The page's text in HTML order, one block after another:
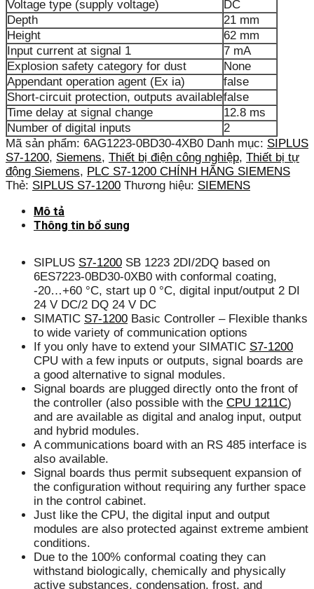
Voltage type (supply voltage)
DC
Depth
21 mm
Height
62 mm
Input current at signal 1
7 mA
Explosion safety category for dust
None
Appendant operation agent (Ex ia)
false
Short-circuit protection, outputs availablefalse
Time delay at signal change
12.8 ms
Number of digital inputs
2
Mã sản phẩm: 6AG1223-0BD30-4XB0 Danh mục: SIPLUS
S7-1200, Siemens, Thiết bị điện công nghiệp, Thiết bị tự
động Siemens, PLC S7-1200 CHÍNH HÃNG SIEMENS
Thẻ: SIPLUS S7-1200 Thương hiệu: SIEMENS
Mô tả
Thông tin bổ sung
SIPLUS S7-1200 SB 1223 2DI/2DQ based on
6ES7223-0BD30-0XB0 with conformal coating,
-20…+60 °C, start up 0 °C, digital input/output 2 DI
24 V DC/2 DQ 24 V DC
SIMATIC S7-1200 Basic Controller – Flexible thanks
to wide variety of communication options
If you only have to extend your SIMATIC S7-1200
CPU with a few inputs or outputs, signal boards are
a good alternative to signal modules.
Signal boards are plugged directly onto the front of
the controller (also possible with the CPU 1211C)
and are available as digital and analog input, output
and hybrid modules.
A communications board with an RS 485 interface is
also available.
Signal boards thus permit subsequent expansion of
the configuration without requiring any further space
in the control cabinet.
Just like the CPU, the digital input and output
modules are also protected against extreme ambient
conditions.
Due to the 100% conformal coating they can
withstand biologically, chemically and physically
active substances, condensation, frost, and